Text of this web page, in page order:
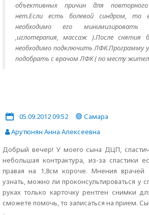
объективных причин для
нет.Если есть болевой синдром, то
необходимо его минимизировать
,иглотерапия, массаж ).После снятия
необходимо подключить ЛФК.Программу
подобрать с врачом ЛФК ( по месту
05.09.2012 09:52
Самара
Арутюнян Анна Алексеевна
Добрый вечер! У моего сына ДЦП,
небольшая контрактура, из-за спастики
правая на 1,8см короче. Мнения врачей
узнать, можно ли проконсультироваться у
руках только карточку рентген снимки
сможете помочь, то записаться на прием.